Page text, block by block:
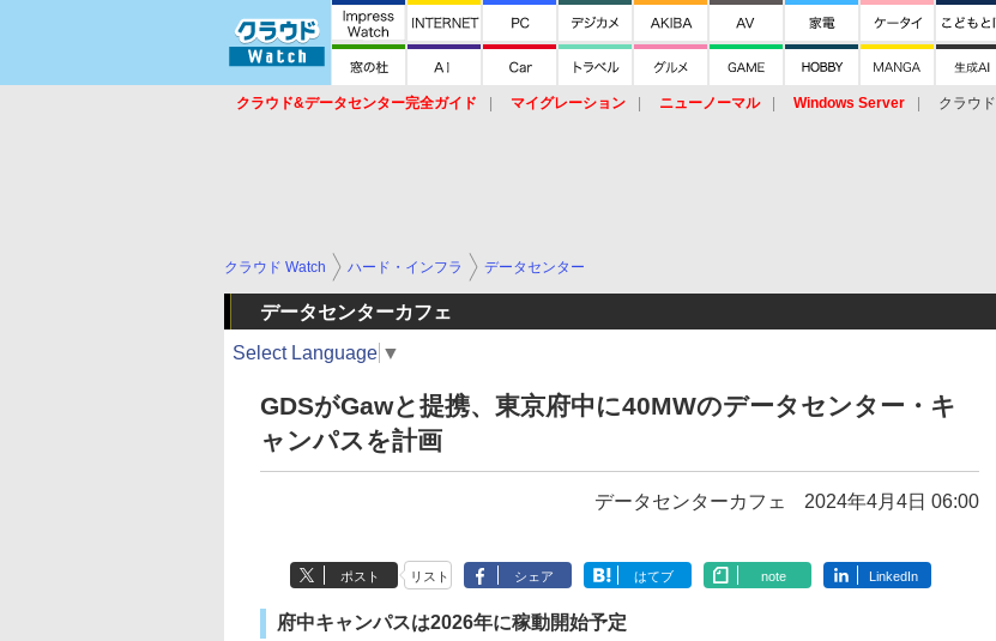
クラウド&データセンター完全ガイド マイグレーション ニューノーマル Windows Server クラウド
クラウド Watch ハード・インフラ データセンター
データセンターカフェ
Select Language ▼
GDSがGawと提携、東京府中に40MWのデータセンター・キ
ャンパスを計画
データセンターカフェ 2024年4月4日 06:00
ポスト リスト シェア はてブ note LinkedIn
府中キャンパスは2026年に稼動開始予定